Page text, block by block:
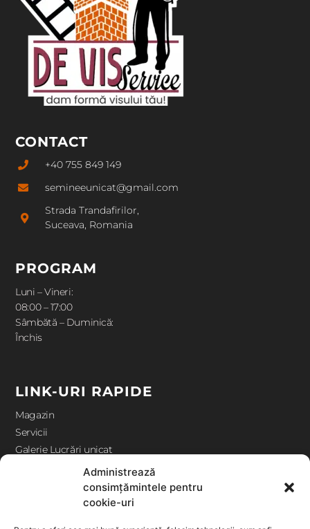
Administrează
consimțămintele pentru
cookie-uri
CONTACT
+40 755 849 149
semineeunicat@gmail.com
Strada Trandafirilor,
Suceava, Romania
PROGRAM
Luni – Vineri:
08:00 – 17:00
Sâmbătă – Duminică:
Închis
LINK-URI RAPIDE
Magazin
Servicii
Galerie Lucrări unicat